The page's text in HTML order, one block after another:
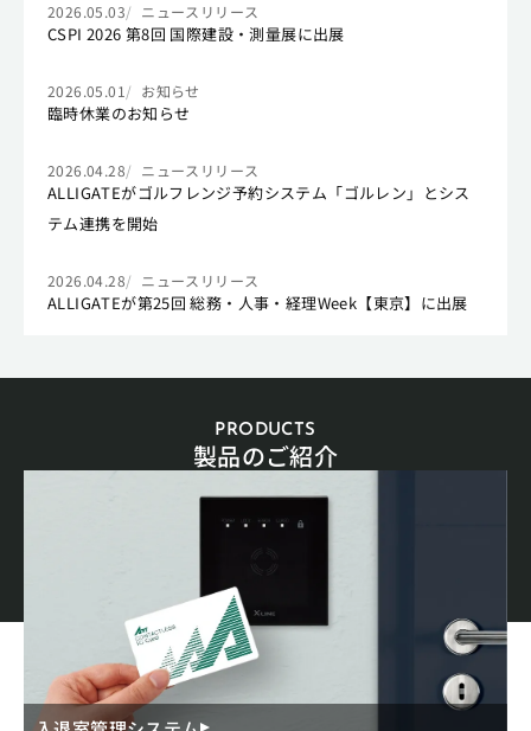
2026.05.03 ニュースリリース
CSPI 2026 第8回 国際建設・測量展に出展
2026.05.01 お知らせ
臨時休業のお知らせ
2026.04.28 ニュースリリース
ALLIGATEがゴルフレンジ予約システム「ゴルレン」とシス
テム連携を開始
2026.04.28 ニュースリリース
ALLIGATEが第25回 総務・人事・経理Week【東京】に出展
PRODUCTS
製品のご紹介